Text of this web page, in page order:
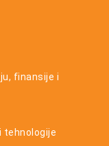
finansije i
tehnologije